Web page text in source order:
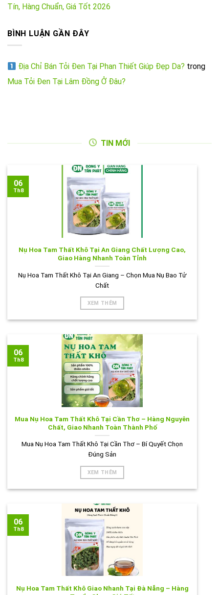
Tín, Hàng Chuẩn, Giá Tốt 2026
BÌNH LUẬN GẦN ĐÂY
Địa Chỉ Bán Tỏi Đen Tại Phan Thiết Giúp Đẹp Da? trong
Mua Tỏi Đen Tại Lâm Đồng Ở Đâu?
TIN MỚI
Nụ Hoa Tam Thất Khô Tại An Giang Chất Lượng Cao,
Giao Hàng Nhanh Toàn Tỉnh
Nụ Hoa Tam Thất Khô Tại An Giang – Chọn Mua Nụ Bao Tử
Chất
XEM THÊM
06
Th8
Mua Nụ Hoa Tam Thất Khô Tại Cần Thơ – Hàng Nguyên
Chất, Giao Nhanh Toàn Thành Phố
Mua Nụ Hoa Tam Thất Khô Tại Cần Thơ – Bí Quyết Chọn
Đúng Sản
XEM THÊM
06
Th8
Nụ Hoa Tam Thất Khô Giao Nhanh Tại Đà Nẵng – Hàng
06
Th8